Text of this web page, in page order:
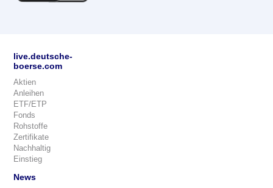
live.deutsche-
boerse.com
Aktien
Anleihen
ETF/ETP
Fonds
Rohstoffe
Zertifikate
Nachhaltig
Einstieg
News